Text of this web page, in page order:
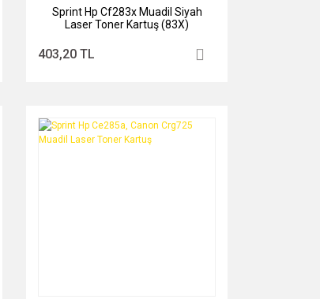
Sprint Hp Cf283x Muadil Siyah
Laser Toner Kartuş (83X)
403,20 TL